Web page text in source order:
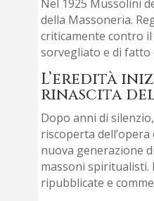
Nel 1925 Mussolini
della Massoneria.
criticamente contro
sorvegliato e di fatto
L’eredità
rinascita
Dopo anni di
riscoperta
nuova generazione
massoni spiritualisti.
ripubblicate e